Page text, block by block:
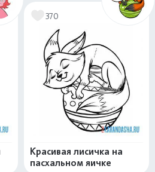
370
Красивая лисичка на
пасхальном яичке